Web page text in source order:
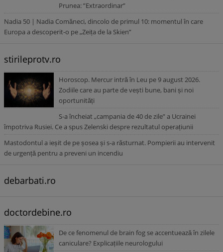
Prunea: ”Extraordinar”
Nadia 50 | Nadia Comăneci, dincolo de primul 10: momentul în care
Europa a descoperit-o pe „Zeița de la Skien”
stirileprotv.ro
Horoscop. Mercur intră în Leu pe 9 august 2026.
Zodiile care au parte de vești bune, bani și noi
oportunități
S-a încheiat „campania de 40 de zile” a Ucrainei
împotriva Rusiei. Ce a spus Zelenski despre rezultatul operațiunii
Mastodontul a ieșit de pe șosea și s-a răsturnat. Pompierii au intervenit
de urgență pentru a preveni un incendiu
debarbati.ro
doctordebine.ro
De ce fenomenul de brain fog se accentuează în zilele
caniculare? Explicațiile neurologului